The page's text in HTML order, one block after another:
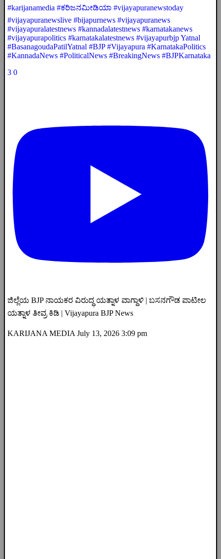
#karijanamedia #ಕರಿಜನಮೀಡಿಯಾ #vijayapuranewstoday
#vijayapuranewslive #bijapurnews #vijayapuranews
#vijayapuralatestnews #kannadalatestnews #karnatakanews
#vijayapurapolitics #karnatakalatestnews #vijayapurbjp Yatnal
#BasanagoudaPatilYatnal #BJP #Vijayapura #KarnatakaPolitics
#KannadaNews #PoliticalNews #BreakingNews #BJPKarnataka
3 0
ಜಿಲ್ಲೆಯ BJP ನಾಯಕರ ವಿರುದ್ಧ ಯತ್ನಾಳ ವಾಗ್ದಾಳಿ | ಬಸನಗೌಡ ಪಾಟೀಲ
ಯತ್ನಾಳ ತೀವ್ರ ಕಿಡಿ | Vijayapura BJP News
KARIJANA MEDIA July 13, 2026 3:09 pm